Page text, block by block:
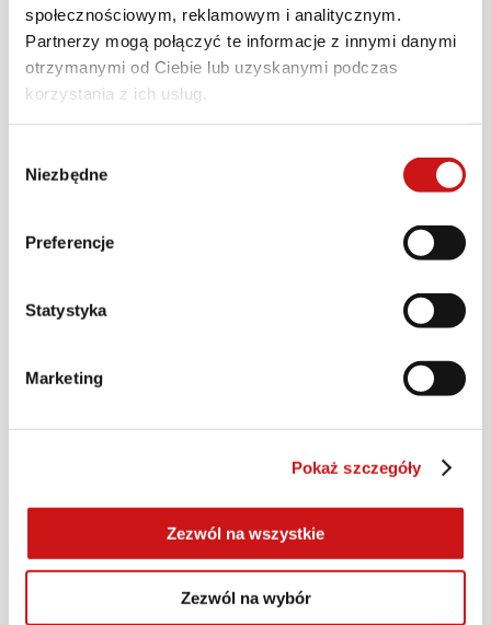
społecznościowym, reklamowym i analitycznym.
Partnerzy mogą połączyć te informacje z innymi danymi
otrzymanymi od Ciebie lub uzyskanymi podczas
korzystania z ich usług.
zgody
Niezbędne
Preferencje
Statystyka
Marketing
Pokaż szczegóły
Zezwól na wszystkie
Zezwól na wybór
Zapraszamy też do obserwowania profili Ducati
Smorawiński Poznań na portalach
gdzie będziemy dzielić się z Wami wydarzeniami
#ForzaDucati #DucatiPoznań